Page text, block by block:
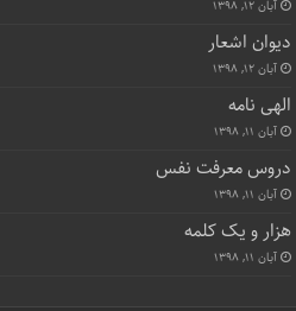
آبان ۱۲, ۱۳۹۸
دیوان اشعار
آبان ۱۲, ۱۳۹۸
الهی نامه
آبان ۱۱, ۱۳۹۸
دروس معرفت نفس
آبان ۱۱, ۱۳۹۸
هزار و یک کلمه
آبان ۱۱, ۱۳۹۸